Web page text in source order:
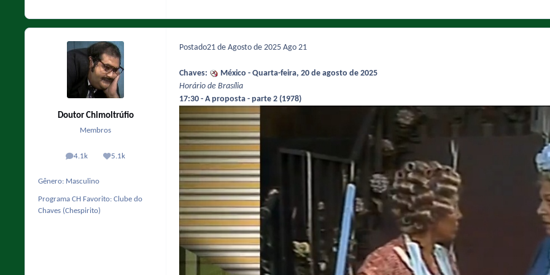
Doutor Chimoltrúfio
Membros
4.1k
posts 5.1k
Reputação
Gênero: Masculino
Programa CH Favorito: Clube do
Chaves (Chespirito)
Postado21 de Agosto de 2025 Ago 21
Chaves:
México - Quarta-feira, 20 de agosto de 2025
Horário de Brasília
17:30 - A proposta - parte 2 (1978)